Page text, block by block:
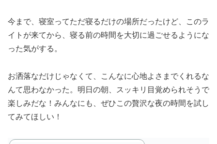
今まで、寝室ってただ寝るだけの場所だったけど、このラ
イトが来てから、寝る前の時間を大切に過ごせるようにな
った気がする。
お洒落なだけじゃなくて、こんなに心地よさまでくれるな
んて思わなかった。明日の朝、スッキリ目覚められそうで
楽しみだな！みんなにも、ぜひこの贅沢な夜の時間を試し
てみてほしい！